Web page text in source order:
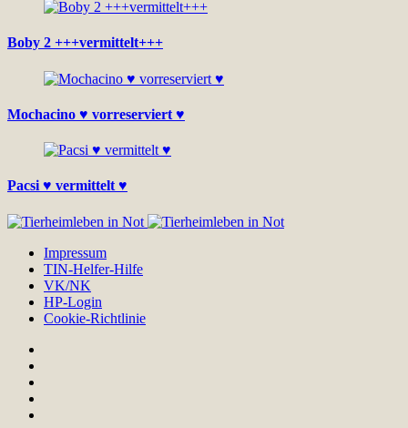
Boby 2 +++vermittelt+++
Mochacino ♥ vorreserviert ♥
Pacsi ♥ vermittelt ♥
Impressum
TIN-Helfer-Hilfe
VK/NK
HP-Login
Cookie-Richtlinie